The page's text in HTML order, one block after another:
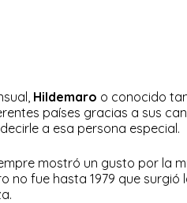
Hildemaro o conocido
países gracias a sus
a esa persona especial.
mostró un gusto por la
no fue hasta 1979 que surgió